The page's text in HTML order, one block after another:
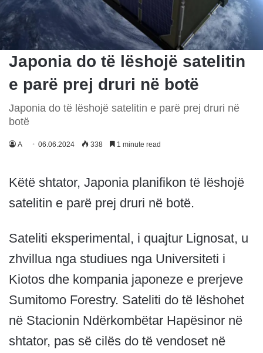
Japonia do të lëshojë satelitin
e parë prej druri në botë
Japonia do të lëshojë satelitin e parë prej druri në
botë
A 06.06.2024 338 1 minute read
Këtë shtator, Japonia planifikon të lëshojë
satelitin e parë prej druri në botë.
Sateliti eksperimental, i quajtur Lignosat, u
zhvillua nga studiues nga Universiteti i
Kiotos dhe kompania japoneze e prerjeve
Sumitomo Forestry. Sateliti do të lëshohet
në Stacionin Ndërkombëtar Hapësinor në
shtator, pas së cilës do të vendoset në